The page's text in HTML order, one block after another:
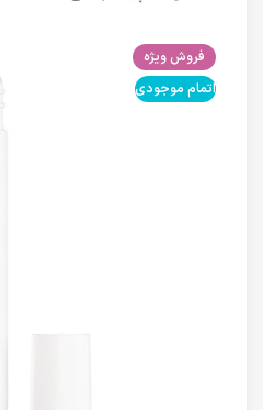
فروش ویژه
اتمام موجودی